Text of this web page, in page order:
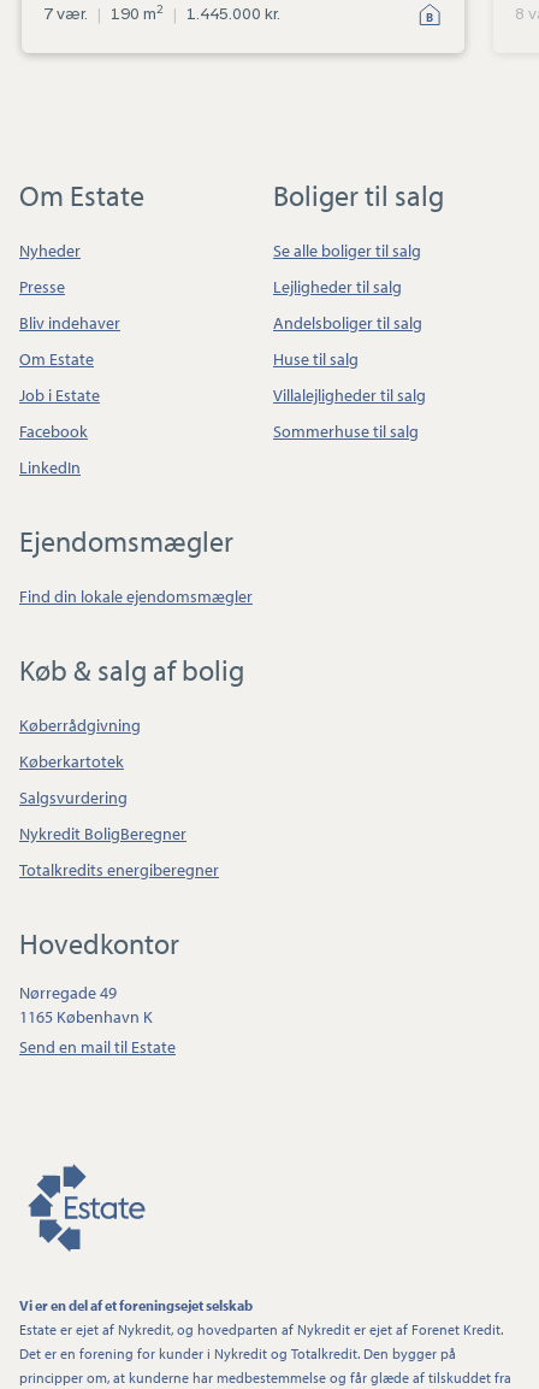
7 vær. | 190 m2 | 1.445.000 kr. 8
Om Estate
Nyheder
Presse
Bliv indehaver
Om Estate
Job i Estate
Facebook
LinkedIn
Boliger til salg
Se alle boliger til salg
Lejligheder til salg
Andelsboliger til salg
Huse til salg
Villalejligheder til salg
Sommerhuse til salg
Ejendomsmægler
Find din lokale ejendomsmægler
Køb & salg af bolig
Køberrådgivning
Køberkartotek
Salgsvurdering
Nykredit BoligBeregner
Totalkredits energiberegner
Hovedkontor
Nørregade 49
1165 København K
Send en mail til Estate
Vi er en del af et foreningsejet selskab
Estate er ejet af Nykredit, og hovedparten af Nykredit er ejet af Forenet Kredit.
Det er en forening for kunder i Nykredit og Totalkredit. Den bygger på
principper om, at kunderne har medbestemmelse og får glæde af tilskuddet fra